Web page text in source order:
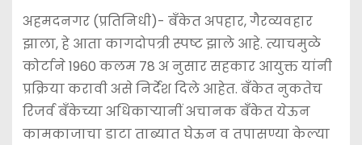
o
o
k
p
p
n
g
er
अहमदनगर (प्रतिनिधी)- बँकेत अपहार, गैरव्यवहार
झाला, हे आता कागदोपत्री स्पष्ट झाले आहे. त्याचमुळे
कोर्टाने 1960 कलम 78 अ नुसार सहकार आयुक्त यांनी
प्रक्रिया करावी असे निर्देश दिले आहेत. बँकेत नुकतेच
रिजर्व बँकेच्या अधिकार्‍यानीं अचानक बँकेत येऊन
कामकाजाचा डाटा ताब्यात घेऊन व तपासण्या केल्या